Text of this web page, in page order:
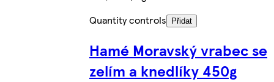
Quantity controls
Přidat
Hamé Moravský vrabec se
zelím a knedlíky 450g